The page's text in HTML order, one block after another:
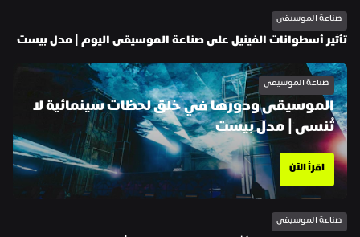
صناعة الموسيقى
تأثير أسطوانات الفينيل على صناعة الموسيقى اليوم | مدل بيست
صناعة الموسيقى
تُنسى | مدل بيست
اقرأ الآن
صناعة الموسيقى